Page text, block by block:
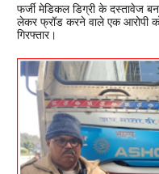
फर्जी मेडिकल डिग्री के दस्तावेज
लेकर फ्रॉड करने वाले एक आरोपी
गिरफ्तार।